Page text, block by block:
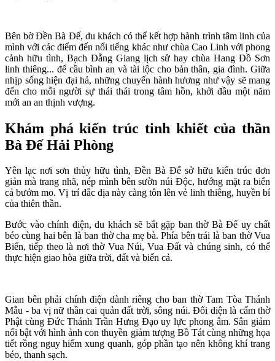
Bên bờ Đền Bà Đế, du khách có thể kết hợp hành trình tâm linh của
mình với các điểm đến nổi tiếng khác như chùa Cao Linh với phong
cảnh hữu tình, Bạch Đằng Giang lịch sử hay chùa Hang Đồ Sơn
linh thiêng... để cầu bình an và tài lộc cho bản thân, gia đình. Giữa
nhịp sống hiện đại hả, những chuyến hành hương như vậy sẽ mang
đến cho mỗi người sự thái thái trong tâm hồn, khởi đầu một năm
mới an an thịnh vượng.
Khám phá kiến trúc tinh khiết của thần
Bà Đế Hải Phòng
Yên lạc nơi sơn thủy hữu tình, Đền Bà Đế sở hữu kiến trúc đơn
giản mà trang nhã, nép mình bên sườn núi Độc, hướng mặt ra biển
cả bướm mo. Vị trí đắc địa này càng tôn lên vẻ linh thiêng, huyền bí
của thiên thần.
Bước vào chính điện, du khách sẽ bắt gặp ban thờ Bà Đế uy chất
béo cùng hai bên là ban thờ cha mẹ bà. Phía bên trái là ban thờ Vua
Biển, tiếp theo là nơi thờ Vua Núi, Vua Đất và chúng sinh, có thể
thực hiện giao hòa giữa trời, đất và biển cả.
Gian bên phải chính điện dành riêng cho ban thờ Tam Tòa Thánh
Mẫu - ba vị nữ thần cai quản đất trời, sông núi. Đối diện là cấm thờ
Phật cùng Đức Thánh Trần Hưng Đạo uy lực phong âm. Sân giảm
nổi bật với hình ảnh con thuyền giảm tượng Bồ Tát cùng những họa
tiết rồng nguy hiểm xung quanh, góp phần tạo nên không khí trang
béo, thanh sạch.